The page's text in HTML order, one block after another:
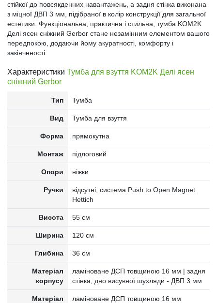
стійкої до повсякденних навантажень, а задня стінка виконана
з міцної ДВП 3 мм, підібраної в колір конструкції для загальної
естетики. Функціональна, практична і стильна, тумба KOM2K
Делі ясен сніжний Gerbor стане незамінним елементом вашого
передпокою, додаючи йому акуратності, комфорту і
закінченості.
Характеристики Тумба для взуття KOM2K Делі ясен
сніжний Gerbor
Тип Тумба
Вид Тумба для взуття
Форма прямокутна
Монтаж підлоговий
Опори ніжки
Ручки
відсутні, система Push to Open Magnet
Hettich
Висота 55 см
Ширина 120 см
Глибина 36 см
Матеріал
корпусу
ламіноване ДСП товщиною 16 мм | задня
стінка, дно висувної шухляди - ДВП 3 мм
Матеріал
ламіноване ДСП товщиною 16 мм